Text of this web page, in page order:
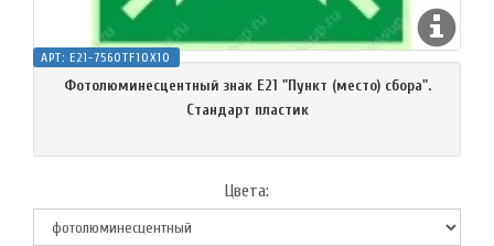
АРТ: E21-7560TF10X10
Фотолюминесцентный знак Е21 "Пункт (место) сбора".
Стандарт пластик
Цвета: